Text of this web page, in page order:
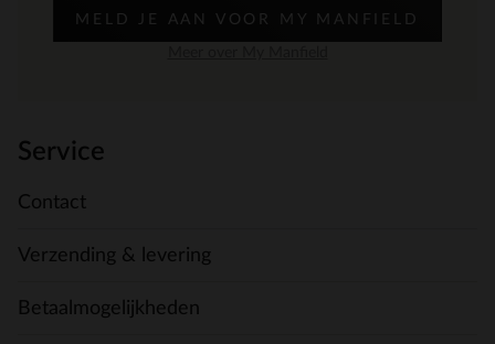
MELD JE AAN VOOR MY MANFIELD
Service
Contact
Verzending & levering
Betaalmogelijkheden